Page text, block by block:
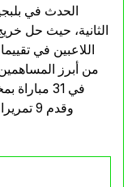
الحدث في
الثانية، حيث حل
اللاعبين في
من أبرز